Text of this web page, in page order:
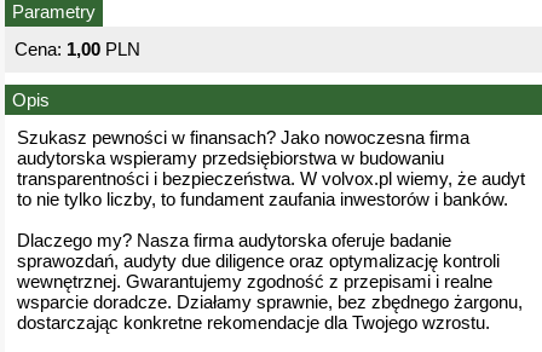
Parametry
Cena: 1,00 PLN
Opis
Szukasz pewności w finansach? Jako nowoczesna firma
audytorska wspieramy przedsiębiorstwa w budowaniu
transparentności i bezpieczeństwa. W volvox.pl wiemy, że audyt
to nie tylko liczby, to fundament zaufania inwestorów i banków.
Dlaczego my? Nasza firma audytorska oferuje badanie
sprawozdań, audyty due diligence oraz optymalizację kontroli
wewnętrznej. Gwarantujemy zgodność z przepisami i realne
wsparcie doradcze. Działamy sprawnie, bez zbędnego żargonu,
dostarczając konkretne rekomendacje dla Twojego wzrostu.